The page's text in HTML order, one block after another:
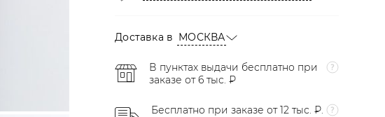
Доставка в МОСКВА
В пунктах выдачи бесплатно при
заказе от 6 тыс. ₽
Бесплатно при заказе от 12 тыс. ₽.